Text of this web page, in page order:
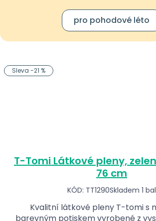
pro pohodové léto
T-Tomi Látkové pleny,
76 cm
KÓD: TT1290Skladem 1 bal
Kvalitní látkové pleny T-tomi s
barevným potiskem vyrobené z
Sleva -21 %